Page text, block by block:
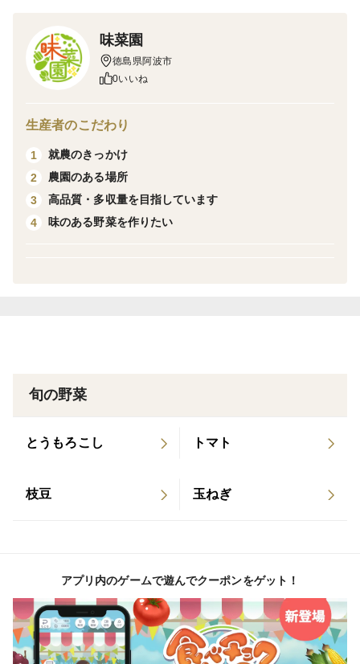
収獲時や選別時に少し実が傷つくことがあります(写真5
収穫終盤に差し掛かり、筋張ったものが混ざることがあ
りますことをご理解いただけると幸いです。極力混ざら
ないようしっかりと選別いたします。
写真1〜6枚目の品種と写真7枚目の品種両方入る可能性
今が旬のスナップエンドウを、是非お召し上がりくださ
袋に入れて冷蔵庫で保存してください。
がりください。
味菜園
徳島県阿波市
0いいね
生産者のこだわり
1
就農のきっかけ
2
農園のある場所
3
高品質・多収量を目指しています
4
味のある野菜を作りたい
旬の野菜
とうもろこし トマト
枝豆 玉ねぎ
アプリ内のゲームで遊んでクーポンをゲット！